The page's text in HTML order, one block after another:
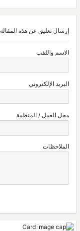
إرسال تعليق عن هذه المقالة
الاسم واللقب
البريد الإلكتروني
محل العمل / المنظمة
الملاحظات